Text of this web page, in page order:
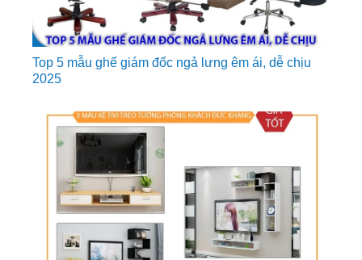
Top 5 mẫu ghế giám đốc ngả lưng êm ái, dễ chịu
2025